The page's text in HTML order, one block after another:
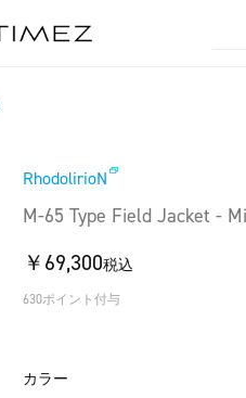
RhodolirioN
M-65 Type Field Jacket -
￥69,300税込
630ポイント付与
カラー